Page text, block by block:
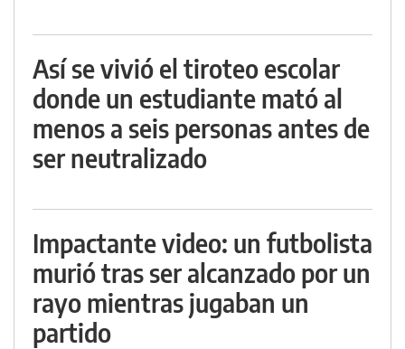
Así se vivió el tiroteo escolar
donde un estudiante mató al
menos a seis personas antes de
ser neutralizado
Impactante video: un futbolista
murió tras ser alcanzado por un
rayo mientras jugaban un
partido